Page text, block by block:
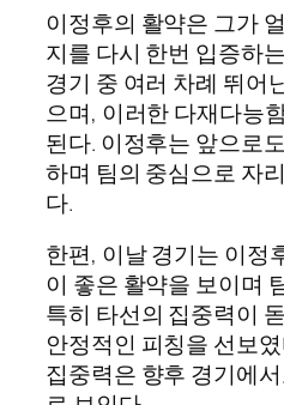
이정후의 활약은 그가
지를 다시 한번 입증하
경기 중 여러 차례 뛰어
으며, 이러한 다재다능
된다. 이정후는 앞으로
하며 팀의 중심으로 자
다.
한편, 이날 경기는 이정
이 좋은 활약을 보이며
특히 타선의 집중력이
안정적인 피칭을 선보
집중력은 향후 경기에